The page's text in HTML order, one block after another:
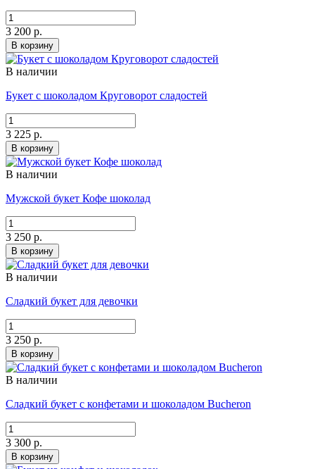
3 200 р.
В корзину
В наличии
Букет с шоколадом Круговорот сладостей
3 225 р.
В корзину
В наличии
Мужской букет Кофе шоколад
3 250 р.
В корзину
В наличии
Сладкий букет для девочки
3 250 р.
В корзину
В наличии
Сладкий букет с конфетами и шоколадом Bucheron
3 300 р.
В корзину